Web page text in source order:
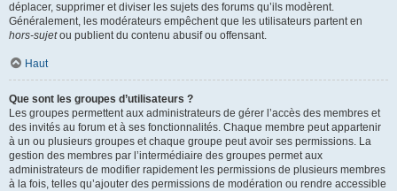
déplacer, supprimer et diviser les sujets des forums qu’ils modèrent.
Généralement, les modérateurs empêchent que les utilisateurs partent en
hors-sujetou publient du contenu abusif ou offensant.
Haut
Que sont les groupes d’utilisateurs ?
Les groupes permettent aux administrateurs de gérer l’accès des membres et
des invités au forum et à ses fonctionnalités. Chaque membre peut appartenir
à un ou plusieurs groupes et chaque groupe peut avoir ses permissions. La
gestion des membres par l’intermédiaire des groupes permet aux
administrateurs de modifier rapidement les permissions de plusieurs membres
à la fois, telles qu’ajouter des permissions de modération ou rendre accessible